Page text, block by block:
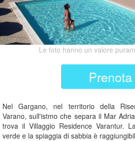
Le foto hanno un valore
Prenota
Nel Gargano, nel territorio della
Varano, sull'istmo che separa il Mar
trova il Villaggio Residence Varantur.
verde e la spiaggia di sabbia è